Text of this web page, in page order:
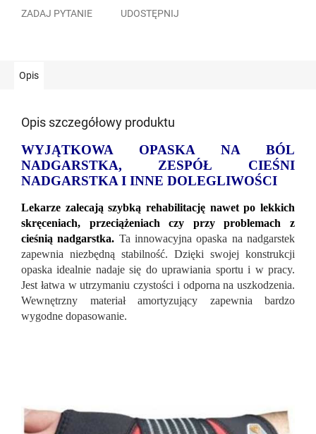
ZADAJ PYTANIE UDOSTĘPNIJ
Opis
Opis szczegółowy produktu
WYJĄTKOWA OPASKA NA BÓL
NADGARSTKA, ZESPÓŁ CIEŚNI
NADGARSTKA I INNE DOLEGLIWOŚCI
Lekarze zalecają szybką rehabilitację nawet po lekkich
skręceniach, przeciążeniach czy przy problemach z
cieśnią nadgarstka. Ta innowacyjna opaska na nadgarstek
zapewnia niezbędną stabilność. Dzięki swojej konstrukcji
opaska idealnie nadaje się do uprawiania sportu i w pracy.
Jest łatwa w utrzymaniu czystości i odporna na uszkodzenia.
Wewnętrzny materiał amortyzujący zapewnia bardzo
wygodne dopasowanie.